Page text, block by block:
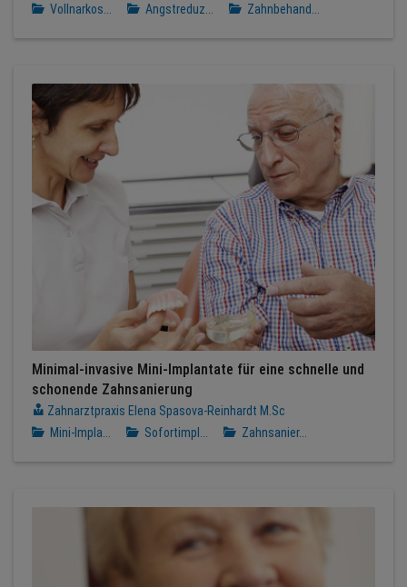
Vollnarkos...
Angstreduz... Zahnbehand...
Minimal-invasive Mini-Implantate für eine schnelle und
schonende Zahnsanierung
Zahnarztpraxis Elena Spasova-Reinhardt M.Sc
Mini-Impla...
Sofortimpl... Zahnsanier...